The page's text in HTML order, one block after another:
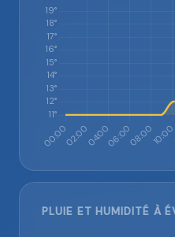
PLUIE ET HUMIDITÉ À